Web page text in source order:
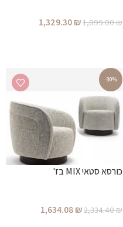
1,899.00₪
1,329.30₪
-30%
כורסא סטאי MIX בז'
2,334.40₪
1,634.08₪